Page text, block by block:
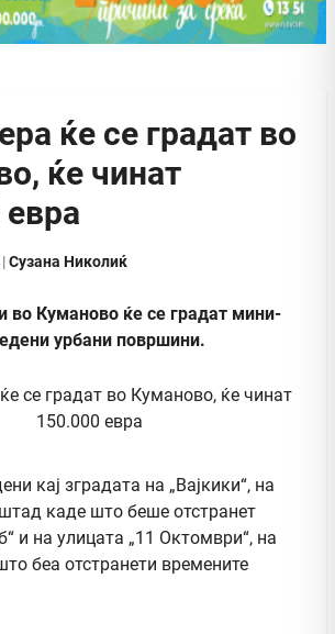
ќе се градат во
ќе чинат
Сузана Николиќ
во Куманово ќе се градат мини-
урбани површини.
кај зградата на „Вајкики“, на
каде што беше отстранет
и на улицата „11 Октомври“, на
беа отстранети времените